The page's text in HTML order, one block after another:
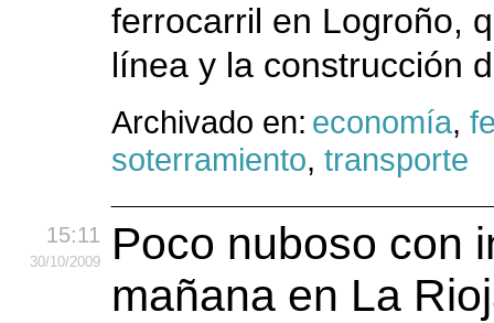
ferrocarril en Logroño,
línea y la construcción
Archivado en: economía,
soterramiento, transporte
15:11
30/10/2009
Poco nuboso con
mañana en La